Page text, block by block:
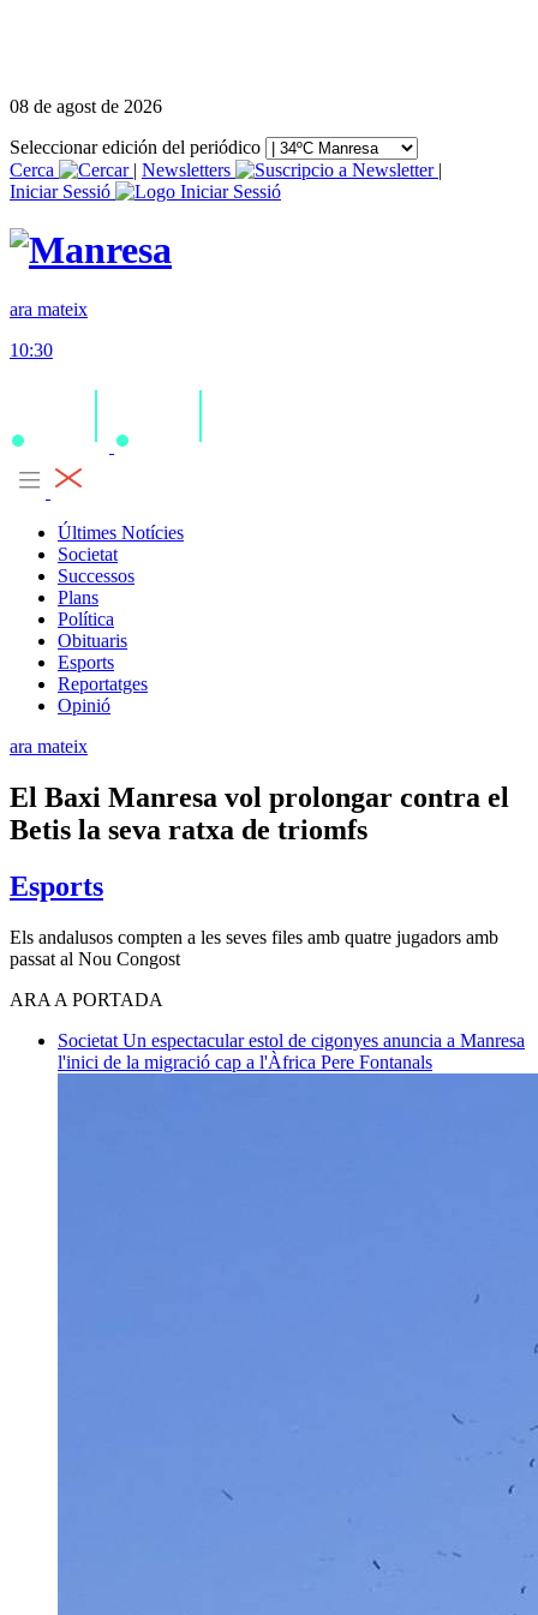
08 de agost de 2026
Seleccionar edición del periódico
Cerca
| Newsletters
|
Iniciar Sessió
ara mateix
10:30
Últimes Notícies
Societat
Successos
Plans
Política
Obituaris
Esports
Reportatges
Opinió
ara mateix
El Baxi Manresa vol prolongar contra el
Betis la seva ratxa de triomfs
Esports
Els andalusos compten a les seves files amb quatre jugadors amb
passat al Nou Congost
ARA A PORTADA
Societat Un espectacular estol de cigonyes anuncia a Manresa
l'inici de la migració cap a l'Àfrica Pere Fontanals